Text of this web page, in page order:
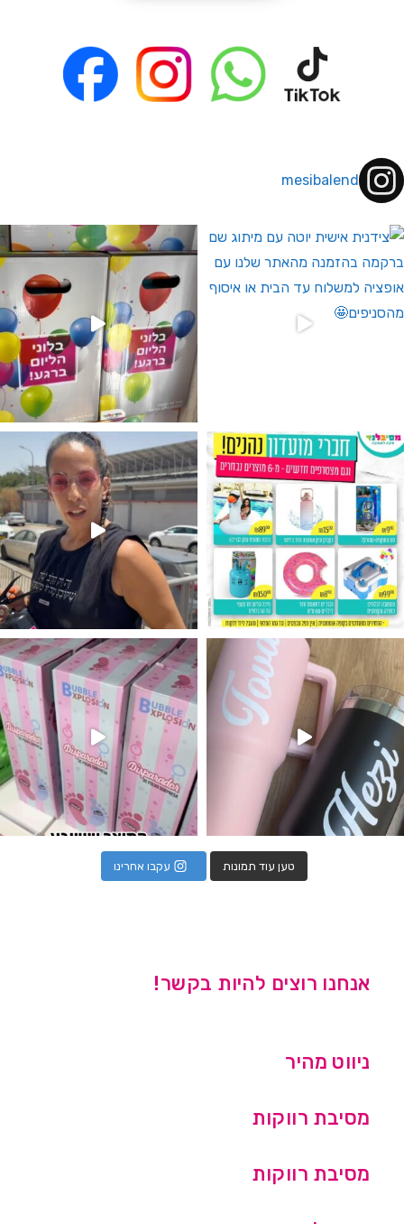
mesibalend
לחברי מועדון ומצטרפים חדשים🤍
מין העובר רק במסיבלנד !! קיים
מטף לגילוי מין העובר חזר למלא
טען עוד תמונות עקבו אחרינו
אנחנו רוצים להיות בקשר!
ניווט מהיר
מסיבת רווקות
מסיבת רווקות